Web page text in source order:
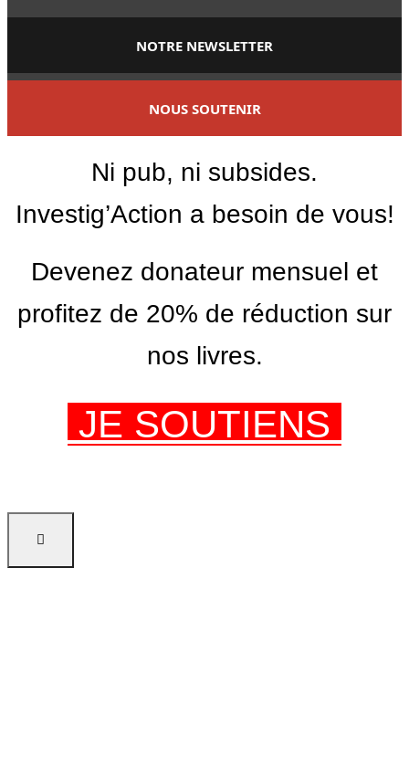
NOTRE NEWSLETTER
NOUS SOUTENIR
Ni pub, ni subsides.
Investig’Action a besoin de vous!
Devenez donateur mensuel et
profitez de 20% de réduction sur
nos livres.
JE SOUTIENS